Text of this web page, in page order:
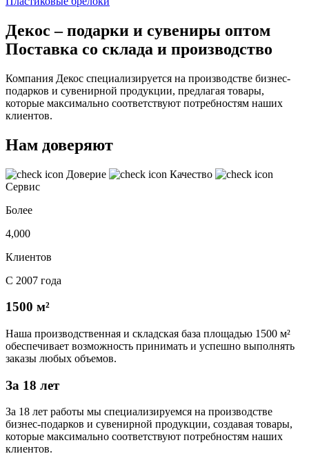
Декос – подарки и сувениры оптом
Поставка со склада и производство
Компания Декос специализируется на производстве бизнес-
подарков и сувенирной продукции, предлагая товары,
которые максимально соответствуют потребностям наших
клиентов.
Нам доверяют
Доверие
Качество
Сервис
Более
4,000
Клиентов
С 2007 года
1500 м²
Наша производственная и складская база площадью 1500 м²
обеспечивает возможность принимать и успешно выполнять
заказы любых объемов.
За 18 лет
За 18 лет работы мы специализируемся на производстве
бизнес-подарков и сувенирной продукции, создавая товары,
которые максимально соответствуют потребностям наших
клиентов.